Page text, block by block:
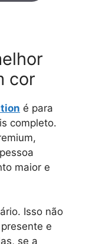
cor
é para
completo.
maior e
Isso não
e
se a